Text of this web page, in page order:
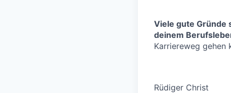
Viele gute Gründe
deinem
Karriereweg gehen
Rüdiger Christ